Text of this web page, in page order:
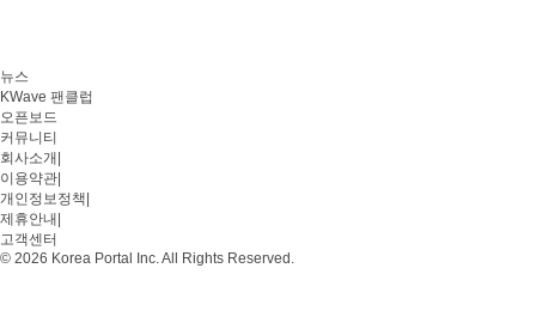
뉴스
KWave 팬클럽
오픈보드
커뮤니티
회사소개
이용약관
개인정보정책
제휴안내
고객센터
© 2026 Korea Portal Inc. All Rights Reserved.